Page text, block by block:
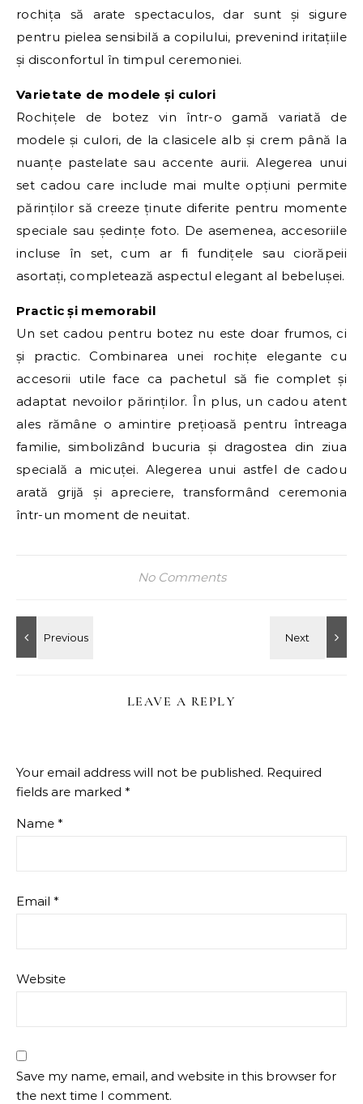
rochița să arate spectaculos, dar sunt și sigure
pentru pielea sensibilă a copilului, prevenind iritațiile
și disconfortul în timpul ceremoniei.
Varietate de modele și culori
Rochițele de botez vin într-o gamă variată de
modele și culori, de la clasicele alb și crem până la
nuanțe pastelate sau accente aurii. Alegerea unui
set cadou care include mai multe opțiuni permite
părinților să creeze ținute diferite pentru momente
speciale sau ședințe foto. De asemenea, accesoriile
incluse în set, cum ar fi fundițele sau ciorăpeii
asortați, completează aspectul elegant al bebelușei.
Practic și memorabil
Un set cadou pentru botez nu este doar frumos, ci
și practic. Combinarea unei rochițe elegante cu
accesorii utile face ca pachetul să fie complet și
adaptat nevoilor părinților. În plus, un cadou atent
ales rămâne o amintire prețioasă pentru întreaga
familie, simbolizând bucuria și dragostea din ziua
specială a micuței. Alegerea unui astfel de cadou
arată grijă și apreciere, transformând ceremonia
într-un moment de neuitat.
No Comments
LEAVE A REPLY
Your email address will not be published. Required
fields are marked *
Name *
Email *
Website
Save my name, email, and website in this browser for
the next time I comment.